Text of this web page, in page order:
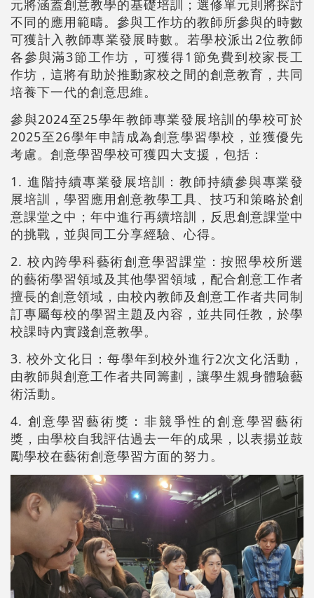
元將涵蓋創意教學的基礎培訓；選修單元則將探討
不同的應用範疇。參與工作坊的教師所參與的時數
可獲計入教師專業發展時數。若學校派出2位教師
各參與滿3節工作坊，可獲得1節免費到校家長工
作坊，這將有助於推動家校之間的創意教育，共同
培養下一代的創意思維。
參與2024至25學年教師專業發展培訓的學校可於
2025至26學年申請成為創意學習學校，並獲優先
考慮。創意學習學校可獲四大支援，包括：
1. 進階持續專業發展培訓：教師持續參與專業發
展培訓，學習應用創意教學工具、技巧和策略於創
意課堂之中；年中進行再續培訓，反思創意課堂中
的挑戰，並與同工分享經驗、心得。
2. 校內跨學科藝術創意學習課堂：按照學校所選
的藝術學習領域及其他學習領域，配合創意工作者
擅長的創意領域，由校內教師及創意工作者共同制
訂專屬每校的學習主題及內容，並共同任教，於學
校課時內實踐創意教學。
3. 校外文化日：每學年到校外進行2次文化活動，
由教師與創意工作者共同籌劃，讓學生親身體驗藝
術活動。
4. 創意學習藝術獎：非競爭性的創意學習藝術
獎，由學校自我評估過去一年的成果，以表揚並鼓
勵學校在藝術創意學習方面的努力。